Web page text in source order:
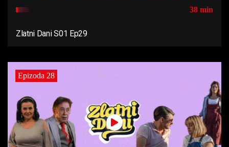
38 min
Zlatni Dani S01 Ep29
Epizoda 28